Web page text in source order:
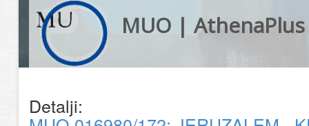
MUO | AthenaPlus
Detalji: